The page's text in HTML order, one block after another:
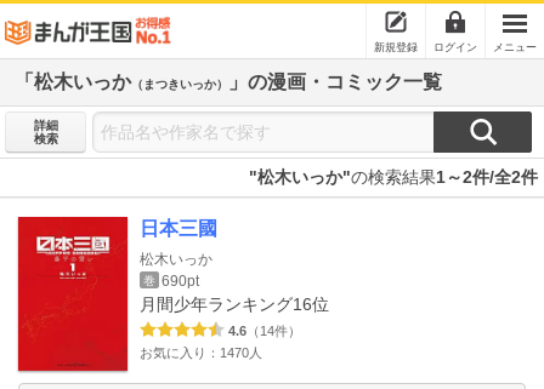
新規登録 ログイン メニュー
「松木いっか（まつきいっか） 」の漫画・コミック一覧
詳細
検索
"松木いっか"の検索結果1～2件/全2件
日本三國
松木いっか
巻 690pt
月間少年ランキング16位
4.6 （14件）
お気に入り：1470人